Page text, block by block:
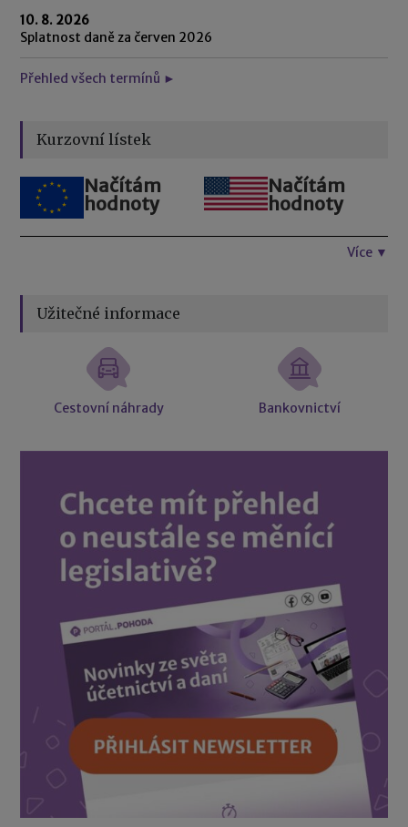
10. 8. 2026
Splatnost daně za červen 2026
Přehled všech termínů ►
Kurzovní lístek
Načítám
hodnoty
Načítám
hodnoty
Více ▼
Užitečné informace
Cestovní náhrady Bankovnictví